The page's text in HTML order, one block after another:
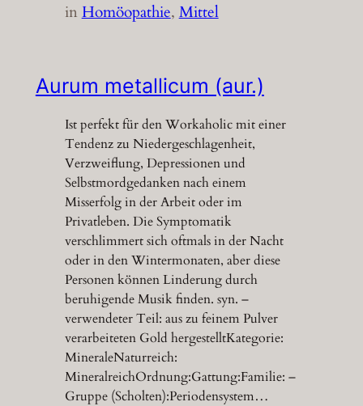
inHomöopathie, Mittel
Aurum metallicum (aur.)
Ist perfekt für den Workaholic mit einer
Tendenz zu Niedergeschlagenheit,
Verzweiflung, Depressionen und
Selbstmordgedanken nach einem
Misserfolg in der Arbeit oder im
Privatleben. Die Symptomatik
verschlimmert sich oftmals in der Nacht
oder in den Wintermonaten, aber diese
Personen können Linderung durch
beruhigende Musik finden. syn. –
verwendeter Teil: aus zu feinem Pulver
verarbeiteten Gold hergestelltKategorie:
MineraleNaturreich:
MineralreichOrdnung:Gattung:Familie: –
Gruppe (Scholten):Periodensystem…